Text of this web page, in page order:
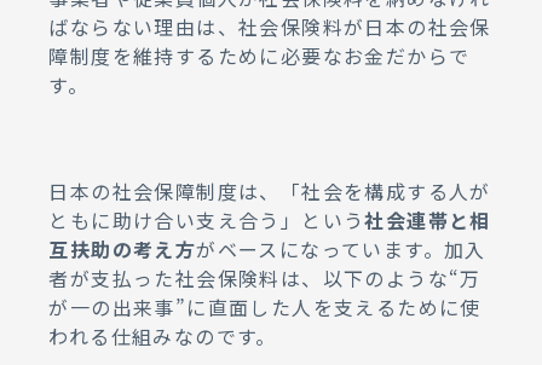
ばならない理由は、社会保険料が日本の社会保
障制度を維持するために必要なお金だからで
す。
日本の社会保障制度は、「社会を構成する人が
ともに助け合い支え合う」という社会連帯と相
互扶助の考え方がベースになっています。加入
者が支払った社会保険料は、以下のような“万
が一の出来事”に直面した人を支えるために使
われる仕組みなのです。